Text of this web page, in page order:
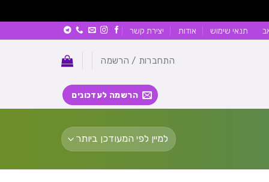
תנאי שימוש אודות יצירת קשר
התחברות / הרשמה
הרשמה לעדכונים